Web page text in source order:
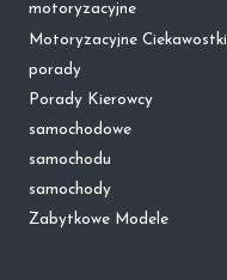
motoryzacyjne
Motoryzacyjne Ciekawostki
porady
Porady Kierowcy
samochodowe
samochodu
samochody
Zabytkowe Modele